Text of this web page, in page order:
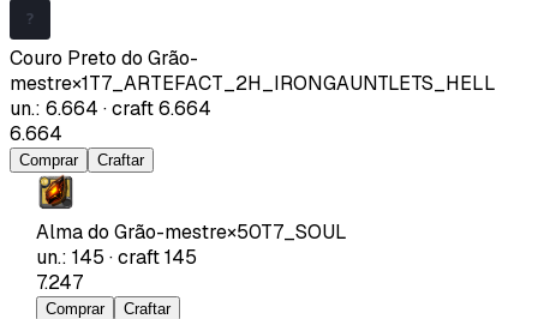
Couro Preto do Grão-
mestre×1T7_ARTEFACT_2H_IRONGAUNTLETS_HELL
un.: 6.664 ·craft6.664
6.664
Comprar Craftar
Alma do Grão-mestre×50T7_SOUL
un.: 145 ·craft145
7.247
Comprar Craftar